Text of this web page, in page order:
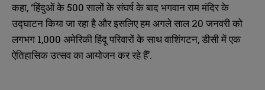
कहा, ‘हिंदुओं के 500 सालों के संघर्ष के बाद भगवान राम मंदिर के
उद्घाटन किया जा रहा है और इसलिए हम अगले साल 20 जनवरी को
लगभग 1,000 अमेरिकी हिंदू परिवारों के साथ वाशिंगटन, डीसी में एक
ऐतिहासिक उत्सव का आयोजन कर रहे हैं’.